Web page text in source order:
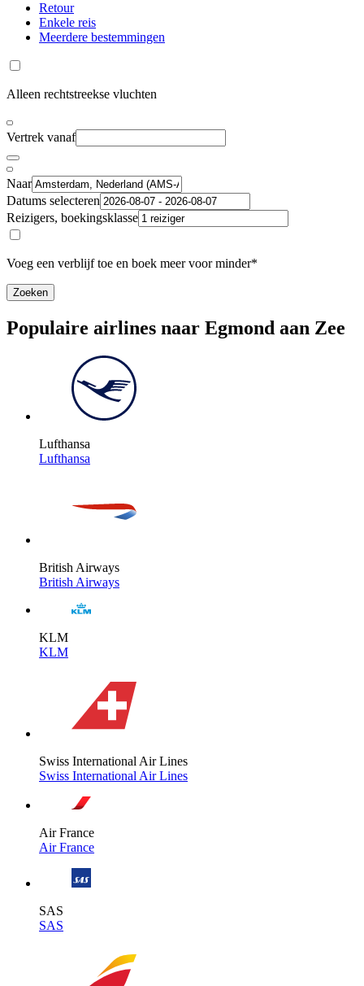
Retour
Enkele reis
Meerdere bestemmingen
Alleen rechtstreekse vluchten
Vertrek vanaf
Naar
Datums selecteren
Reizigers, boekingsklasse
Voeg een verblijf toe en boek meer voor minder*
Zoeken
Populaire airlines naar Egmond aan Zee
Lufthansa
Lufthansa
British Airways
British Airways
KLM
KLM
Swiss International Air Lines
Swiss International Air Lines
Air France
Air France
SAS
SAS